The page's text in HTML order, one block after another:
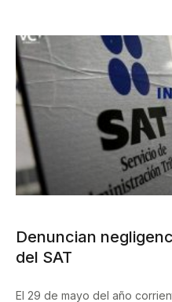
Denuncian
del SAT
El 29 de mayo del año